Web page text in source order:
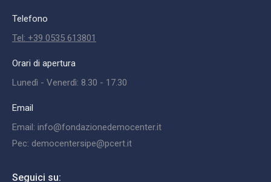
Telefono
Tel: +39 0535 613801
Orari di apertura
Lunedì - Venerdì: 8.30 - 17.30
Email
Email: info@fondazionedemocenter.it
Pec: democentersipe@pcert.it
Seguici su: